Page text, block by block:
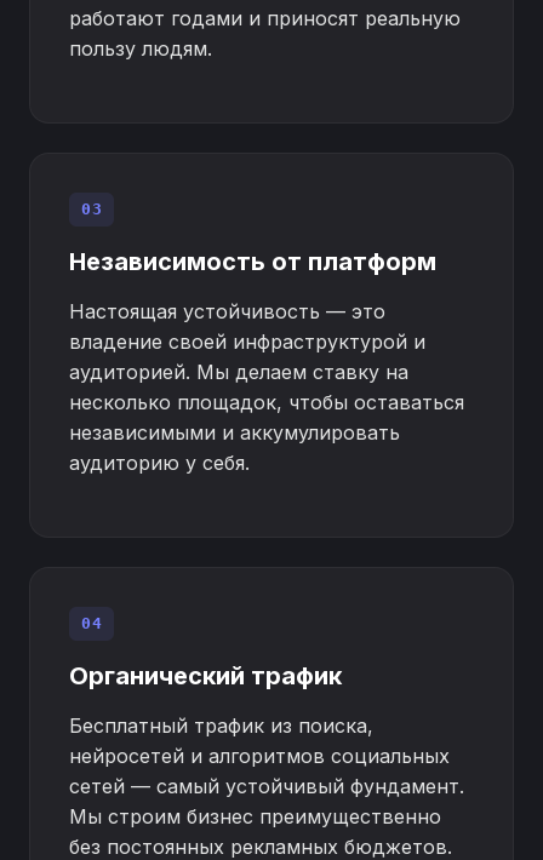
работают годами и приносят реальную
пользу людям.
03
Независимость от платформ
Настоящая устойчивость — это
владение своей инфраструктурой и
аудиторией. Мы делаем ставку на
несколько площадок, чтобы оставаться
независимыми и аккумулировать
аудиторию у себя.
04
Органический трафик
Бесплатный трафик из поиска,
нейросетей и алгоритмов социальных
сетей — самый устойчивый фундамент.
Мы строим бизнес преимущественно
без постоянных рекламных бюджетов.